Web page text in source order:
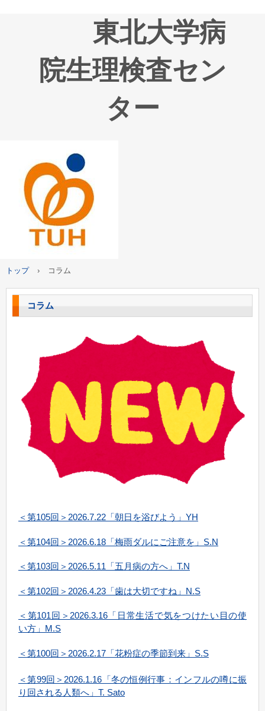
東北大学病
院生理検査セン
ター
トップ › コラム
コラム
＜第105回＞2026.7.22「朝日を浴びよう」YH
＜第104回＞2026.6.18「梅雨ダルにご注意を」S.N
＜第103回＞2026.5.11「五月病の方へ」T.N
＜第102回＞2026.4.23「歯は大切ですね」N.S
＜第101回＞2026.3.16「日常生活で気をつけたい目の使
い方」M.S
＜第100回＞2026.2.17「花粉症の季節到来」S.S
＜第99回＞2026.1.16「冬の恒例行事：インフルの噂に振
り回される人類へ」 T. Sato